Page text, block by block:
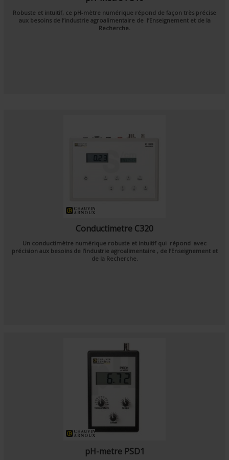
Robuste et intuitif, ce pH-mètre numérique répond de façon très précise
aux besoins de l’industrie agroalimentaire de l’Enseignement et de la
Recherche.
Conductimetre C320
Un conductimètre numérique robuste et intuitif qui répond avec
précision aux besoins de l’industrie agroalimentaire , de l’Enseignement et
de la Recherche.
pH-metre PSD1